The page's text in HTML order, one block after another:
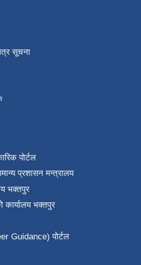
सूचना
पोर्टल
प्रशासन मन्त्रालय
भक्तपुर
कार्यालय भक्तपुर
Guidance) पोर्टल